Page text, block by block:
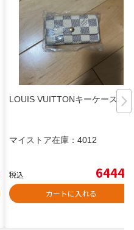
LOUIS VUITTONキーケース
マイストア在庫： 4012
税込 6444
カートに入れる